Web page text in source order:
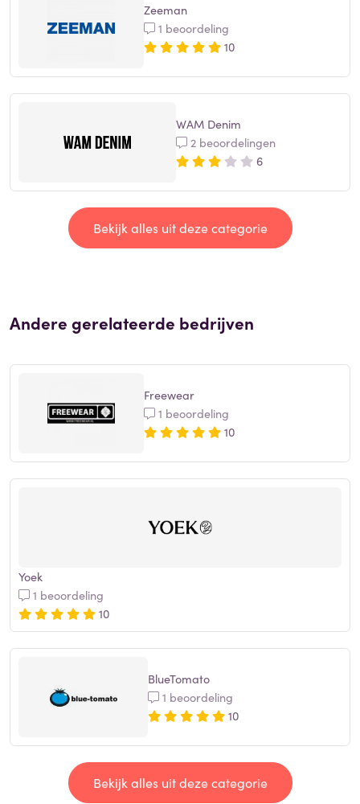
Zeeman
1 beoordeling
10
WAM Denim
2 beoordelingen
6
Bekijk alles uit deze categorie
Andere gerelateerde bedrijven
Freewear
1 beoordeling
10
Yoek
1 beoordeling
10
BlueTomato
1 beoordeling
10
Bekijk alles uit deze categorie